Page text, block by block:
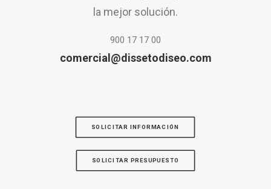
la mejor solución.
900 17 17 00
comercial@dissetodiseo.com
SOLICITAR INFORMACIÓN
SOLICITAR PRESUPUESTO